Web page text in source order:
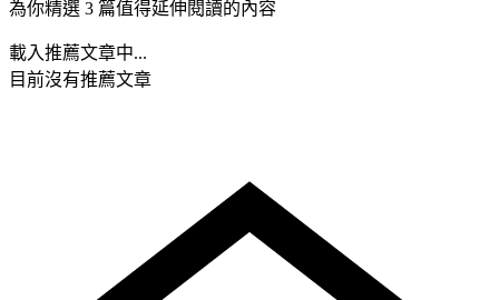
為你精選 3 篇值得延伸閱讀的內容
載入推薦文章中...
目前沒有推薦文章